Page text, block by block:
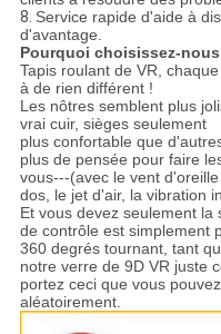
8. Service rapide d'aide à
d'avantage.
Pourquoi choisissez-
Tapis roulant de VR,
à de rien différent !
Les nôtres semblent plus
vrai cuir, sièges seulement
plus confortable que
plus de pensée pour faire
vous---(avec le vent
dos, le jet d'air, la vibration
Et vous devez seulement
de contrôle est simplement
360 degrés tournant, tant
notre verre de 9D VR juste
portez ceci que vous
aléatoirement.